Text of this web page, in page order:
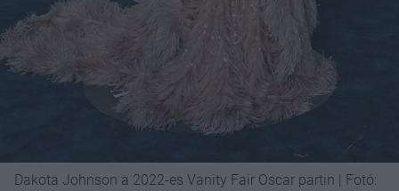
Dakota Johnson a 2022-es Vanity Fair Oscar partin | Fotó: